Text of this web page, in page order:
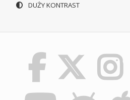
DUŻY KONTRAST